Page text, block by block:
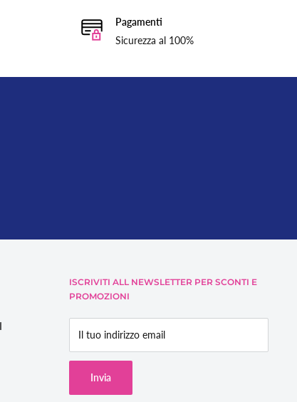
Pagamenti
Sicurezza al 100%
ISCRIVITI ALL NEWSLETTER PER SCONTI E
PROMOZIONI
Il tuo indirizzo email
Invia